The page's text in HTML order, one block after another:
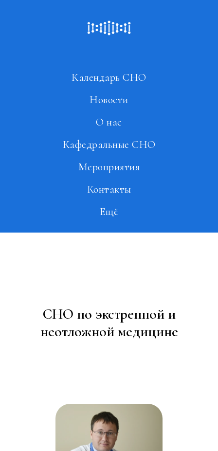
Календарь СНО
Новости
О нас
Кафедральные СНО
Мероприятия
Контакты
Ещё
СНО по экстренной и
неотложной медицине